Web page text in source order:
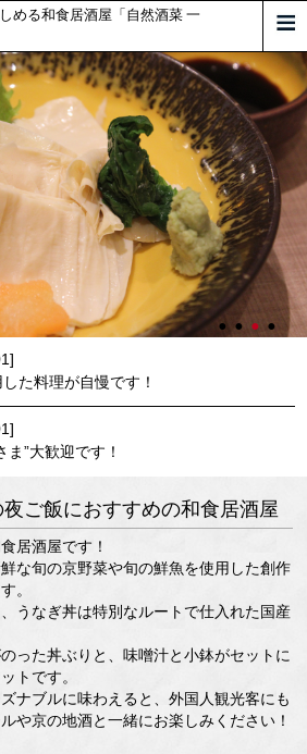
める和食居酒屋「自然酒菜 一
た料理が自慢です！
ま”大歓迎です！
ご飯におすすめの和食居酒屋
居酒屋です！
な旬の京野菜や旬の鮮魚を使用した創作
。
うなぎ丼は特別なルートで仕入れた国産
った丼ぶりと、味噌汁と小鉢がセットに
トです。
ナブルに味わえると、外国人観光客にも
や京の地酒と一緒にお楽しみください！